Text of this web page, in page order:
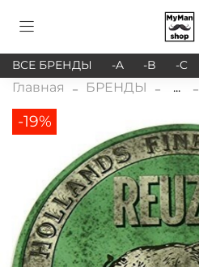
ВСЕ БРЕНДЫ -A -B -C
Главная БРЕНДЫ ...
-19%